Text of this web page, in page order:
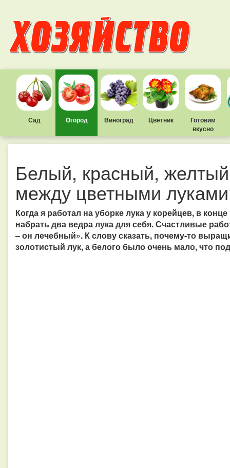
Сад Огород Виноград Цветник
Готовим
вкусно
Белый, красный,
между цветными
Когда я работал на уборке лука у корейцев, в
набрать два ведра лука для себя. Счастливые
– он лечебный». К слову сказать, почему-то
золотистый лук, а белого было очень мало, что